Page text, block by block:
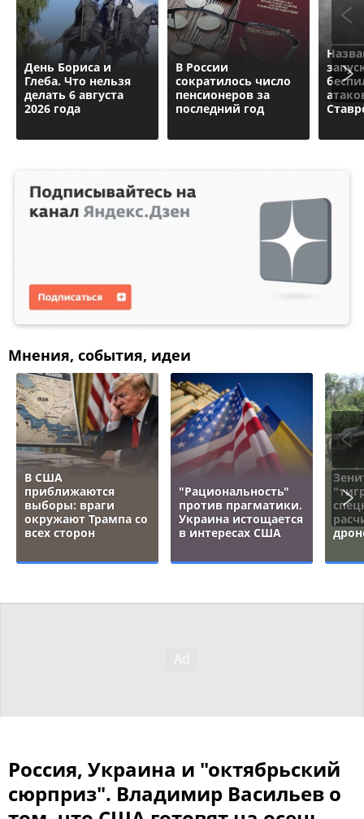
День Бориса и
Глеба. Что нельзя
делать 6 августа
2026 года
В России
сократилось число
пенсионеров за
последний год
Мнения, события, идеи
В США
приближаются
выборы: враги
окружают Трампа со
всех сторон
"Рациональность"
против прагматики.
Украина истощается
в интересах США
Россия, Украина и "октябрьский
сюрприз". Владимир Васильев о